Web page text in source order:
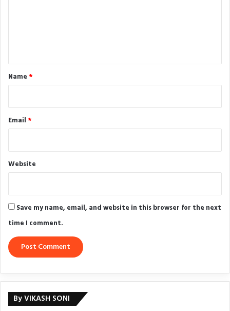
*
Name *
Email *
Website
Save my name, email, and website in this browser for the next
time I comment.
By VIKASH SONI